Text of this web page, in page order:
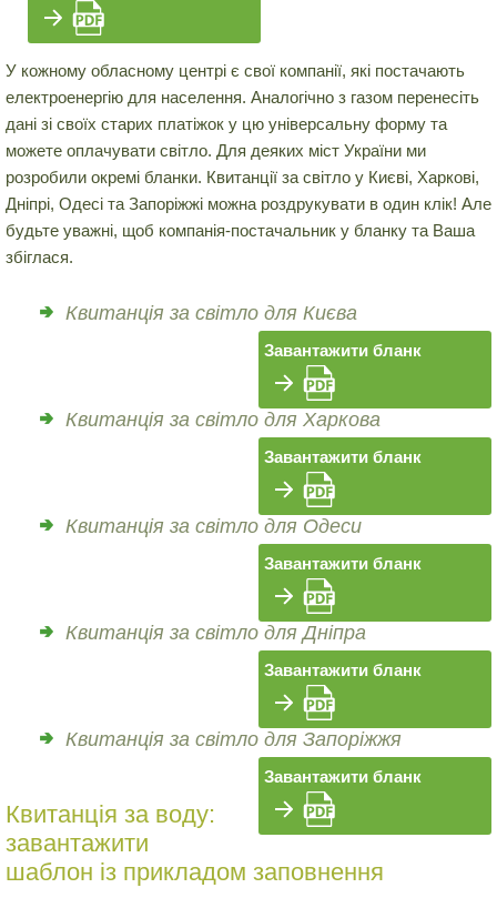
У кожному обласному центрі є свої компанії, які постачають
електроенергію для населення. Аналогічно з газом перенесіть
дані зі своїх старих платіжок у цю універсальну форму та
можете оплачувати світло. Для деяких міст України ми
розробили окремі бланки. Квитанції за світло у Києві, Харкові,
Дніпрі, Одесі та Запоріжжі можна роздрукувати в один клік! Але
будьте уважні, щоб компанія-постачальник у бланку та Ваша
збіглася.
Квитанція за світло для Києва
Завантажити бланк
Квитанція за світло для Харкова
Завантажити бланк
Квитанція за світло для Одеси
Завантажити бланк
Квитанція за світло для Дніпра
Завантажити бланк
Квитанція за світло для Запоріжжя
Завантажити бланк
Квитанція за воду:
завантажити
шаблон із прикладом заповнення